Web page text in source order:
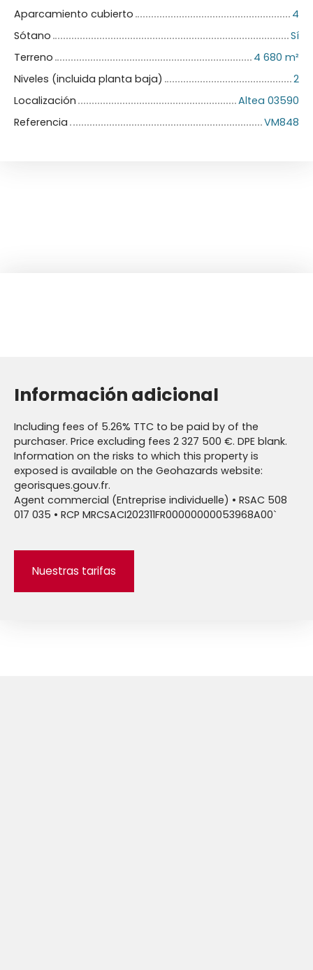
Aparcamiento cubierto
4
Sótano
Sí
Terreno
4 680 m²
Niveles (incluida planta baja)
2
Localización
Altea 03590
Referencia
VM848
Información adicional
Including fees of 5.26% TTC to be paid by of the
purchaser. Price excluding fees 2 327 500 €. DPE blank.
Information on the risks to which this property is
exposed is available on the Geohazards website:
georisques.gouv.fr.
Agent commercial (Entreprise individuelle) • RSAC 508
017 035 • RCP MRCSACI202311FR00000000053968A00`
Nuestras tarifas